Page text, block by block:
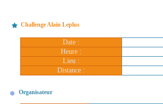
Challenge Alain Leplus
Date :
Heure :
Lieu :
Distance :
Organisateur